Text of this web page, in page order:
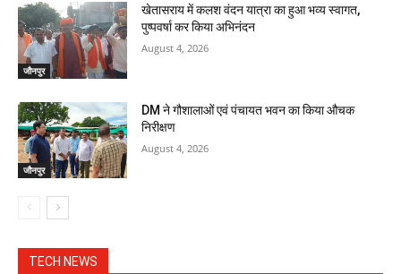
जौनपुर
खेतासराय में कलश वंदन यात्रा का हुआ भव्य स्वागत,
पुष्पवर्षा कर किया अभिनंदन
August 4, 2026
जौनपुर
DM ने गौशालाओं एवं पंचायत भवन का किया औचक
निरीक्षण
August 4, 2026
TECH NEWS